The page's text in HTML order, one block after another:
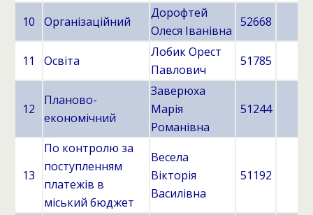
10 Організаційний
Дорофтей
Олеся Іванівна
52668
11 Освіта
Лобик Орест
Павлович
51785
12
Планово-
економічний
Заверюха
Марія
Романівна
51244
13
По контролю за
поступленням
платежів в
міський бюджет
Весела
Вікторія
Василівна
51192